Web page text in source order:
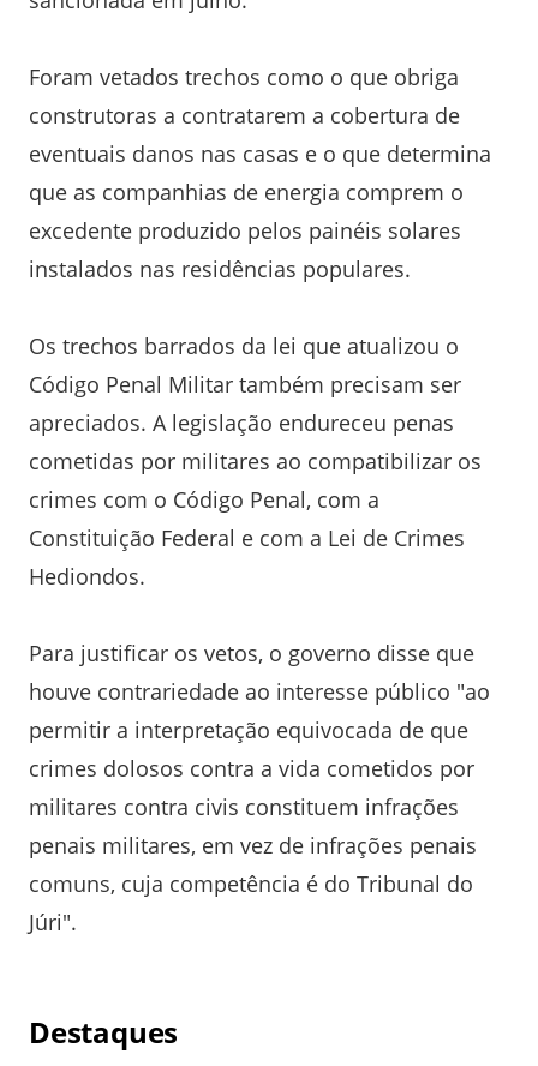
Foram vetados trechos como o que obriga
construtoras a contratarem a cobertura de
eventuais danos nas casas e o que determina
que as companhias de energia comprem o
excedente produzido pelos painéis solares
instalados nas residências populares.
Os trechos barrados da lei que atualizou o
Código Penal Militar também precisam ser
apreciados. A legislação endureceu penas
cometidas por militares ao compatibilizar os
crimes com o Código Penal, com a
Constituição Federal e com a Lei de Crimes
Hediondos.
Para justificar os vetos, o governo disse que
houve contrariedade ao interesse público "ao
permitir a interpretação equivocada de que
crimes dolosos contra a vida cometidos por
militares contra civis constituem infrações
penais militares, em vez de infrações penais
comuns, cuja competência é do Tribunal do
Júri".
Destaques